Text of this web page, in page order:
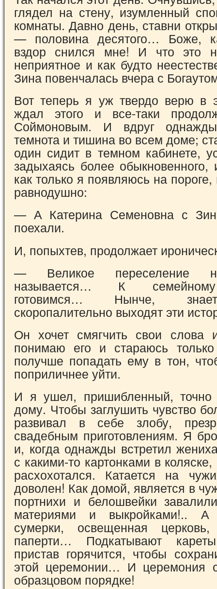
глядел на стену, изумленный
комнаты. Давно день, ставни
— половина десятого… Боже,
вздор снился мне! И что это
неприятное и как будто
Зина повенчалась вчера с
Вот теперь я уж твердо верю в
ждал этого и все-таки
Соймоновым. И вдруг
темнота и тишина во всем доме;
один сидит в темном кабинете,
задыхаясь более обыкновенного,
как только я появляюсь на пороге,
равнодушно:
— А Катерина Семеновна с
поехали.
И, попыхтев, продолжает
— Великое переселение
называется… К
готовимся… Нынче,
скоропалительно выходят эти
Он хочет смягчить свои слова
понимаю его и стараюсь
получше попадать ему в тон,
поприличнее уйти.
И я ушел, пришибленный, точно
дому. Чтобы заглушить чувство
развивал в себе злобу,
свадебным приготовлениям. Я
и, когда однажды встретил
с какими-то картонками в
расхохотался. Катается на
доволен! Как домой, является в
портнихи и белошвейки
материями и выкройками!.. А
сумерки, освещенная
паперти… Подкатывают
пристав горячится, чтобы
этой церемонии… И церемония
образцовом порядке!